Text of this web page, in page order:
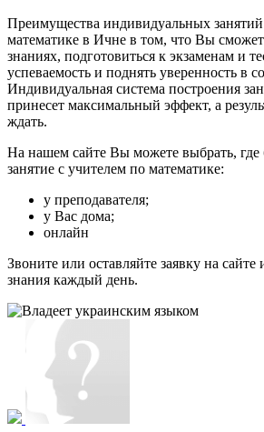
Преимущества индивидуальных
математике в Ичне в том, что Вы
знаниях, подготовиться к экзаменам и
успеваемость и поднять уверенность в
Индивидуальная система построения
принесет максимальный эффект, а
ждать.
На нашем сайте Вы можете выбрать, где
занятие с учителем по математике:
у преподавателя;
у Вас дома;
онлайн
Звоните или оставляйте заявку на
знания каждый день.